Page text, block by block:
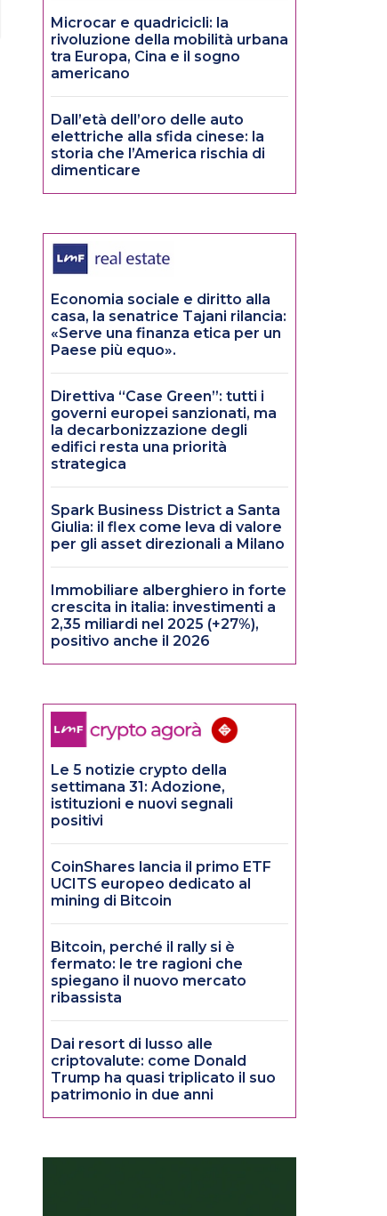
Microcar e quadricicli: la
rivoluzione della mobilità urbana
tra Europa, Cina e il sogno
americano
Dall’età dell’oro delle auto
elettriche alla sfida cinese: la
storia che l’America rischia di
dimenticare
Economia sociale e diritto alla
casa, la senatrice Tajani rilancia:
«Serve una finanza etica per un
Paese più equo».
Direttiva “Case Green”: tutti i
governi europei sanzionati, ma
la decarbonizzazione degli
edifici resta una priorità
strategica
Spark Business District a Santa
Giulia: il flex come leva di valore
per gli asset direzionali a Milano
Immobiliare alberghiero in forte
crescita in italia: investimenti a
2,35 miliardi nel 2025 (+27%),
positivo anche il 2026
Le 5 notizie crypto della
settimana 31: Adozione,
istituzioni e nuovi segnali
positivi
CoinShares lancia il primo ETF
UCITS europeo dedicato al
mining di Bitcoin
Bitcoin, perché il rally si è
fermato: le tre ragioni che
spiegano il nuovo mercato
ribassista
Dai resort di lusso alle
criptovalute: come Donald
Trump ha quasi triplicato il suo
patrimonio in due anni